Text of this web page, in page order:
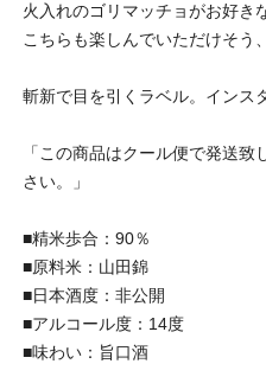
火入れのゴリマッチョがお好き
こちらも楽しんでいただけそう
斬新で目を引くラベル。インス
「この商品はクール便で発送
さい。」
■精米歩合：90％
■原料米：山田錦
■日本酒度：非公開
■アルコール度：14度
■味わい：旨口酒